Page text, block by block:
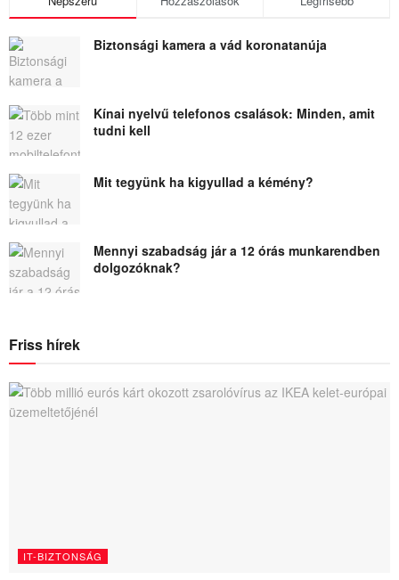
Biztonsági kamera a vád koronatanúja
Kínai nyelvű telefonos csalások: Minden, amit
tudni kell
Mit tegyünk ha kigyullad a kémény?
Mennyi szabadság jár a 12 órás munkarendben
dolgozóknak?
Friss hírek
IT-BIZTONSÁG